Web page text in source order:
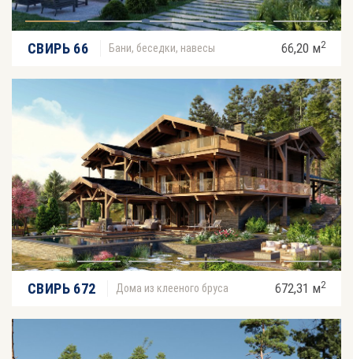
СВИРЬ 66 Бани, беседки, навесы 66,20 м2
СВИРЬ 672 Дома из клееного бруса 672,31 м2